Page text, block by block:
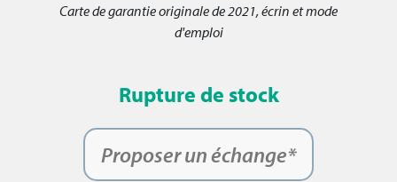
Carte de garantie originale de 2021, écrin et mode
d'emploi
Rupture de stock
Proposer un échange*